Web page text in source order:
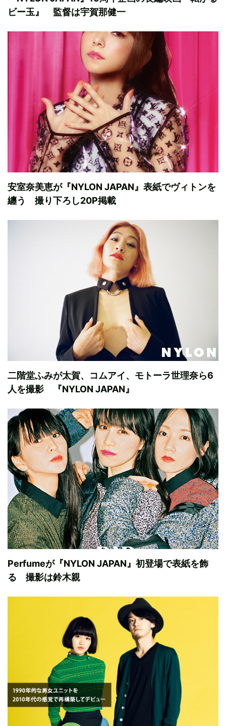
ビー玉』 監督は宇賀那健一
安室奈美恵が『NYLON JAPAN』表紙でヴィトンを
纏う 撮り下ろし20P掲載
二階堂ふみが太賀、コムアイ、モトーラ世理奈ら6
人を撮影 『NYLON JAPAN』
Perfumeが『NYLON JAPAN』初登場で表紙を飾
る 撮影は鈴木親